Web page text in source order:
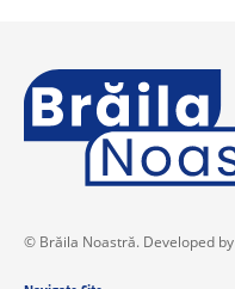
© Brăila Noastră. Developed by